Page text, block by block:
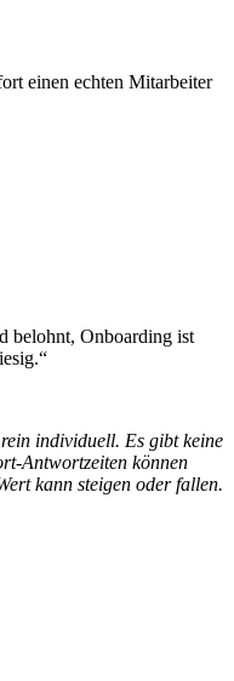
einen echten Mitarbeiter
belohnt, Onboarding ist
individuell. Es gibt keine
Antwortzeiten können
kann steigen oder fallen.